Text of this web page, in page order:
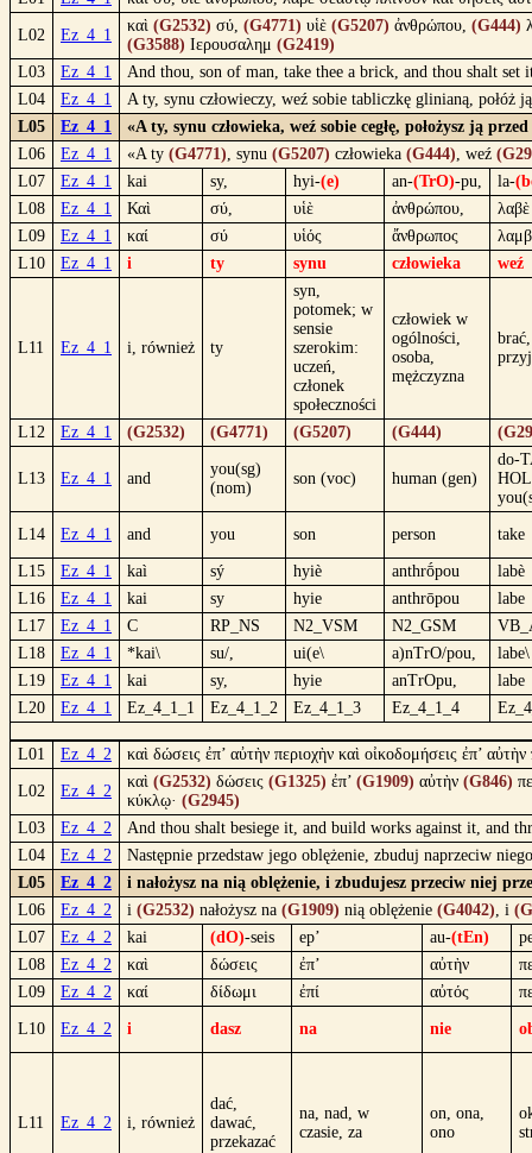
L02 Ez_4_1
καὶ (G2532) σύ, (G4771) υἱὲ (G5207) ἀνθρώπου, (G444)
(G3588) Ιερουσαλημ (G2419)
L03
Ez_4_1
And thou, son of man, take thee a brick, and thou shalt
L04
Ez_4_1
A ty, synu człowieczy, weź sobie tabliczkę glinianą,
L05
Ez_4_1
«A ty, synu człowieka, weź sobie cegłę, położysz ją
L06
Ez_4_1 «A ty (G4771), synu (G5207) człowieka (G444), weź
L07
Ez_4_1 kai sy, hyi-(e) an-(TrO)-pu, la-
L08
Ez_4_1 Καὶ σύ, υἱὲ ἀνθρώπου,
λαβὲ
L09
Ez_4_1 καί σύ υἱός ἄνθρωπος
L10
Ez_4_1 i ty synu człowieka weź
L11 Ez_4_1 i, również ty
syn,
potomek; w
sensie
szerokim:
uczeń,
członek
społeczności
człowiek w
ogólności,
osoba,
mężczyzna
brać,
L12 Ez_4_1 (G2532) (G4771) (G5207) (G444)
L13 Ez_4_1 and
you(sg)
(nom)
son (voc) human (gen)
do-
L14 Ez_4_1 and you son person take
L15 Ez_4_1 kaì sý hyiè anthrṓpou
labè
L16
Ez_4_1 kai sy hyie anthrōpou
labe
L17
Ez_4_1 C RP_NS N2_VSM N2_GSM
L18
Ez_4_1 *kai\ su/, ui(e\ a)nTrO/pou,
labe\
L19
Ez_4_1 kai sy, hyie anTrOpu,
labe
L20
Ez_4_1 Ez_4_1_1 Ez_4_1_2 Ez_4_1_3 Ez_4_1_4
L01 Ez_4_2 καὶ δώσεις ἐπ’ αὐτὴν περιοχὴν καὶ οἰκοδομήσεις ἐπ’
L02 Ez_4_2
καὶ (G2532) δώσεις (G1325) ἐπ’ (G1909) αὐτὴν (G846)
κύκλῳ· (G2945)
L03
Ez_4_2
And thou shalt besiege it, and build works against it, and
L04
Ez_4_2
Następnie przedstaw jego oblężenie, zbuduj naprzeciw
L05
Ez_4_2
i nałożysz na nią oblężenie, i zbudujesz przeciw niej
L06
Ez_4_2 i (G2532) nałożysz na (G1909) nią oblężenie (G4042), i
L07
Ez_4_2 kai (dO)-seis ep’ au-(tEn)
L08
Ez_4_2 καὶ δώσεις ἐπ’ αὐτὴν
L09
Ez_4_2 καί δίδωμι ἐπί αὐτός
L10 Ez_4_2 i dasz na nie
L11 Ez_4_2 i, również
dać,
dawać,
przekazać
na, nad, w
czasie, za
on, ona,
ono